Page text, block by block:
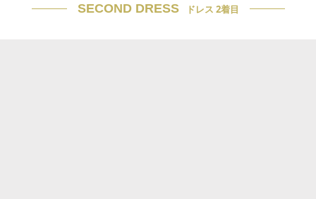
SECOND DRESS ドレス 2着目